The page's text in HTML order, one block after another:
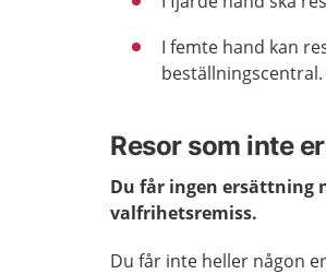
I femte hand kan
Resor som inte
Du får ingen ersättning
valfrihetsremiss.
Du får inte heller någon